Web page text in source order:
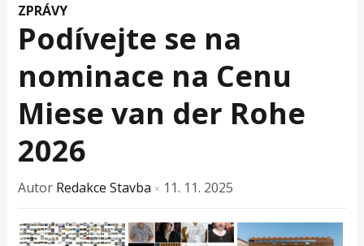
ZPRÁVY
Podívejte se na
nominace na Cenu
Miese van der Rohe
2026
Autor Redakce Stavba × 11. 11. 2025